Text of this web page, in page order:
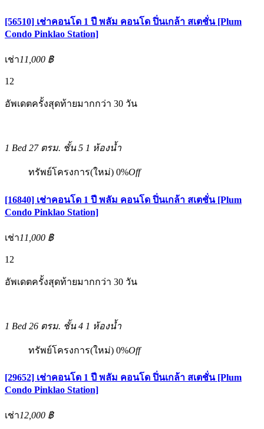
[56510] เช่าคอนโด 1 ปี พลัม คอนโด ปิ่นเกล้า สเตชั่น [Plum
Condo Pinklao Station]
เช่า11,000 ฿
12
อัพเดตครั้งสุดท้ายมากกว่า 30 วัน
1 Bed 27 ตรม. ชั้น 5 1 ห้องน้ำ
ทรัพย์โครงการ(ใหม่) 0%Off
[16840] เช่าคอนโด 1 ปี พลัม คอนโด ปิ่นเกล้า สเตชั่น [Plum
Condo Pinklao Station]
เช่า11,000 ฿
12
อัพเดตครั้งสุดท้ายมากกว่า 30 วัน
1 Bed 26 ตรม. ชั้น 4 1 ห้องน้ำ
ทรัพย์โครงการ(ใหม่) 0%Off
[29652] เช่าคอนโด 1 ปี พลัม คอนโด ปิ่นเกล้า สเตชั่น [Plum
Condo Pinklao Station]
เช่า12,000 ฿